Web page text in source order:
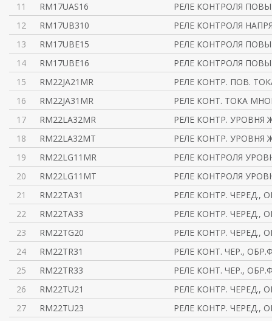
11
RM17UAS16
РЕЛЕ КОНТРОЛЯ
12
RM17UB310
РЕЛЕ КОНТРОЛЯ
13
RM17UBE15
РЕЛЕ КОНТРОЛЯ
14
RM17UBE16
РЕЛЕ КОНТРОЛЯ
15
RM22JA21MR
РЕЛЕ КОНТР. ПОВ.
16
RM22JA31MR
РЕЛЕ КОНТ. ТОКА
17
RM22LA32MR
РЕЛЕ КОНТР. УРОВНЯ
18
RM22LA32MT
РЕЛЕ КОНТР. УРОВНЯ
19
RM22LG11MR
РЕЛЕ КОНТРОЛЯ
20
RM22LG11MT
РЕЛЕ КОНТРОЛЯ
21
RM22TA31
РЕЛЕ КОНТР. ЧЕРЕД.,
22
RM22TA33
РЕЛЕ КОНТР. ЧЕРЕД.,
23
RM22TG20
РЕЛЕ КОНТР. ЧЕРЕД.,
24
RM22TR31
РЕЛЕ КОНТ. ЧЕР.,
25
RM22TR33
РЕЛЕ КОНТ. ЧЕР.,
26
RM22TU21
РЕЛЕ КОНТР. ЧЕРЕД.,
27
RM22TU23
РЕЛЕ КОНТР. ЧЕРЕД.,